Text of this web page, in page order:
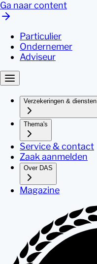
Ga naar content
Particulier
Ondernemer
Adviseur
Verzekeringen & diensten
Thema's
Service & contact
Zaak aanmelden
Over DAS
Magazine